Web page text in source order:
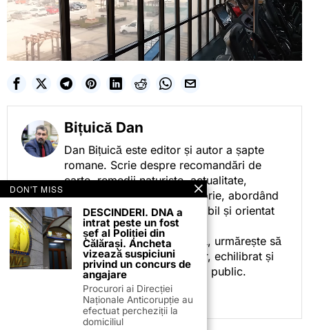
Bițuică Dan
Dan Bițuică este editor și autor a șapte
romane. Scrie despre recomandări de
carte, remedii naturiste, actualitate,
cotidian politic, sport și istorie, abordând
subiectele într-un stil accesibil și orientat
spre informare.
Prin activitatea sa editorială, urmărește să
ofere cititorilor conținut clar, echilibrat și
relevant, adaptat interesului public.
DON'T MISS
DESCINDERI. DNA a
intrat peste un fost
șef al Poliției din
Călărași. Ancheta
vizează suspiciuni
privind un concurs de
angajare
Procurori ai Direcției
Naționale Anticorupție au
efectuat percheziții la
domiciliul